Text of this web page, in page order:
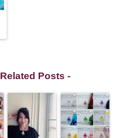
Related Posts -